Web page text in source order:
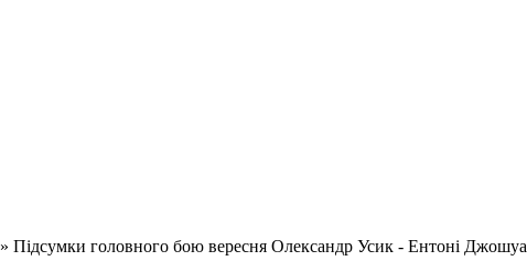
» Підсумки головного бою вересня Олександр Усик - Ентоні Джошуа